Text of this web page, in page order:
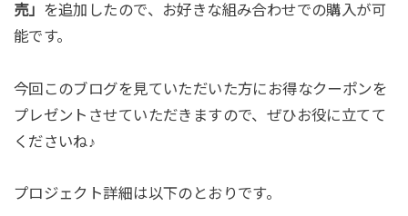
売」 を追加したので、お好きな組み合わせでの購入が可
能です。
今回このブログを見ていただいた方にお得なクーポンを
プレゼントさせていただきますので、ぜひお役に立てて
くださいね♪
プロジェクト詳細は以下のとおりです。